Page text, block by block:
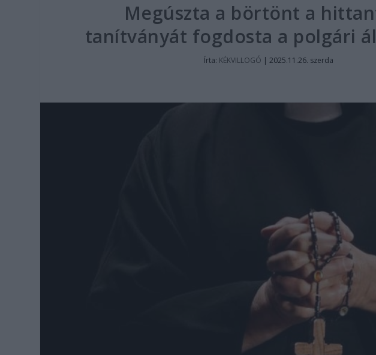
Megúszta a börtönt a
tanítványát fogdosta a polgári
Írta: KÉKVILLOGÓ |2025.11.26. szerda